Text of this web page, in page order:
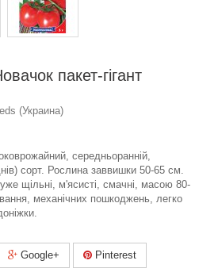
пакет-гігант
(Украина)
середньоранній,
сорт. Рослина заввишки 50-65 см.
щільні, м'ясисті, смачні, масою 80-
механічних пошкоджень, легко
Google+ Pinterest